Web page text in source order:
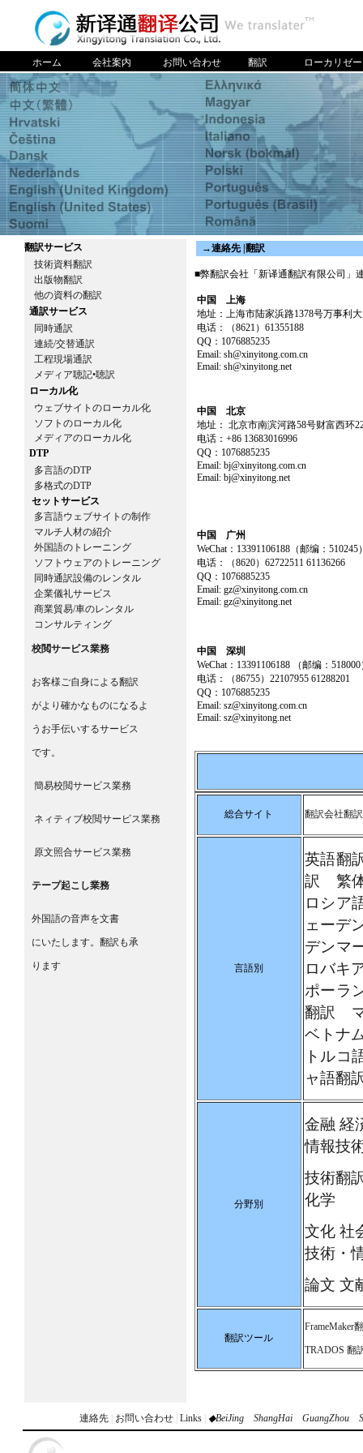
ホーム 会社案内 お問い合わせ 翻訳 ローカリゼ
翻訳サービス
技術資料翻訳
出版物翻訳
他の資料の翻訳
通訳サービス
同時通訳
連続/交替通訳
工程現場通訳
メディア聴記•聴訳
ローカル化
ウェブサイトのローカル化
ソフトのローカル化
メディアのローカル化
DTP
多言語のDTP
多格式のDTP
セットサービス
多言語ウェブサイトの制作
マルチ人材の紹介
外国語のトレーニング
ソフトウェアのトレーニング
同時通訳設備のレンタル
企業儀礼サービス
商業貿易/車のレンタル
コンサルティング
校閲サービス業務
お客様ご自身による翻訳
がより確かなものになるよ
うお手伝いするサービス
です。
簡易校閲サービス業務
ネィティブ校閲サービス業務
原文照合サービス業務
テープ起こし業務
外国語の音声を文書
にいたします。翻訳も承
ります
→連絡先 |翻訳
■弊翻訳会社「新译通翻訳有限公司」
中国 上海
地址：上海市陆家浜路1378号万事利
电话：（8621）61355188
QQ：1076885235
Email: sh@xinyitong.com.cn
Email: sh@xinyitong.net
中国 北京
地址： 北京市南滨河路58号财富西环
电话：+86 13683016996
QQ：1076885235
Email: bj@xinyitong.com.cn
Email: bj@xinyitong.net
中国 广州
WeChat：13391106188（邮编：510245
电话：（8620）62722511 61136266
QQ：1076885235
Email: gz@xinyitong.com.cn
Email: gz@xinyitong.net
中国 深圳
WeChat：13391106188 （邮编：
电话：（86755）22107955 61288201
QQ：1076885235
Email: sz@xinyitong.com.cn
Email: sz@xinyitong.net
総合サイト 翻訳会社翻
言語別
英語翻
訳
繁
ロシア
ェーデ
デンマ
ロバキ
ポーラ
翻訳
ベトナ
トルコ
ャ語翻
分野別
金融 経
情報技
技術翻
化学
文化 社
技術・
論文 文
翻訳ツール
FrameMaker
TRADOS 翻
連絡先 お問い合わせ Links ◆BeiJing ShangHai GuangZhou